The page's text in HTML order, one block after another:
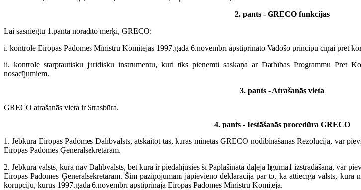
2. pants - GRECO funkcijas
Lai sasniegtu 1.pantā norādīto mērķi, GRECO:
i. kontrolē Eiropas Padomes Ministru Komitejas 1997.gada 6.novembrī apstiprināto Vadošo principu cīņai pret
ii. kontrolē starptautisku juridisku instrumentu, kuri tiks pieņemti saskaņā ar Darbības Programmu Pret
nosacījumiem.
3. pants - Atrašanās vieta
GRECO atrašanās vieta ir Strasbūra.
4. pants - Iestāšanās procedūra GRECO
1. Jebkura Eiropas Padomes Dalībvalsts, atskaitot tās, kuras minētas GRECO nodibināšanas Rezolūcijā, var
Eiropas Padomes Ģenerālsekretāram.
2. Jebkura valsts, kura nav Dalībvalsts, bet kura ir piedalījusies šī Paplašinātā daļējā līguma1 izstrādāšanā, var
Eiropas Padomes Ģenerālsekretāram. Šim paziņojumam jāpievieno deklarācija par to, ka attiecīgā valsts, kura
korupciju, kurus 1997.gada 6.novembrī apstiprināja Eiropas Padomes Ministru Komiteja.